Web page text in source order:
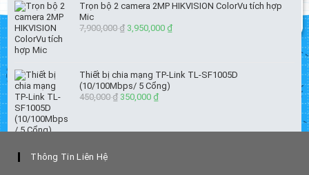
Trọn bộ 2 camera 2MP HIKVISION ColorVu tích hợp
Mic
7,900,000₫ Giá
3,950,000 ₫Giá
3,950,000 ₫.
Thiết bị chia mạng TP-Link TL-SF1005D
(10/100Mbps/ 5 Cổng)
450,000₫ Giá
450,000 ₫.
350,000 ₫Giá
là:
Thông Tin Liên Hệ